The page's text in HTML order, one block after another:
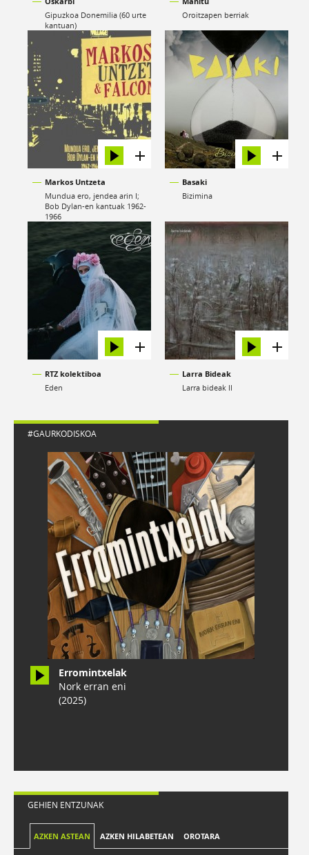
Gipuzkoa Donemilia (60 urte
kantuan)
Oroitzapen berriak
Markos Untzeta
Mundua ero, jendea arin I;
Bob Dylan-en kantuak 1962-
1966
Basaki
Bizimina
RTZ kolektiboa
Eden
Larra Bideak
Larra bideak II
#GAURKODISKOA
Erromintxelak
Nork erran eni
(2025)
GEHIEN ENTZUNAK
AZKEN ASTEAN AZKEN HILABETEAN OROTARA